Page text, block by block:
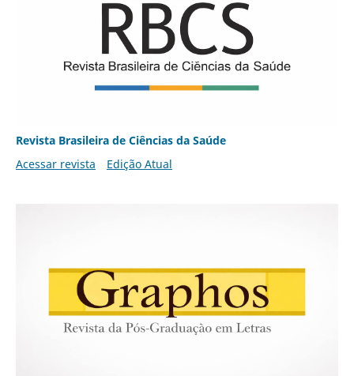
Revista Brasileira de Ciências da Saúde
Acessar revista
Edição Atual